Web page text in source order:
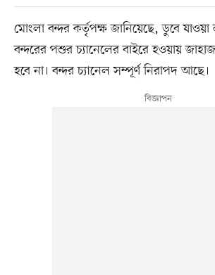
মোংলা বন্দর কর্তৃপক্ষ জানিয়েছে, ডুবে যাওয়া
বন্দরের পশুর চ্যানেলের বাইরে হওয়ায়
হবে না। বন্দর চ্যানেল সম্পূর্ণ নিরাপদ আছে।